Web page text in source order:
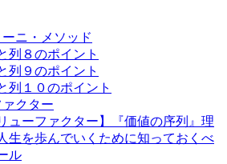
ニ・メソッド
列８のポイント
列９のポイント
列１０のポイント
クター
ューファクター】『価値の序列』理
生を歩んでいくために知っておくべ
ル